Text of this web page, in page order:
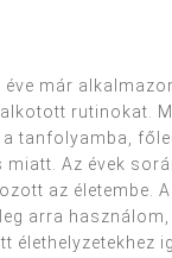
éve már
rutinokat.
a tanfolyamba,
miatt. Az évek
az életembe.
arra használom,
élethelyzetekhez